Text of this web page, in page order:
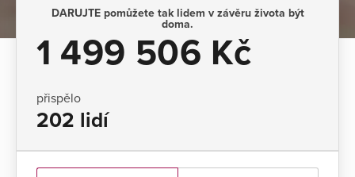
DARUJTE pomůžete tak lidem v závěru života být
doma.
1 499 506 Kč
přispělo
202 lidí